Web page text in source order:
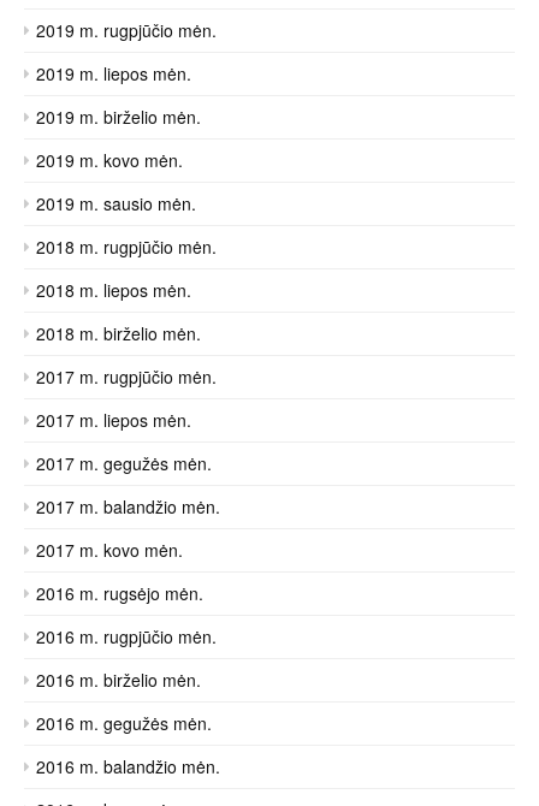
2019 m. rugpjūčio mėn.
2019 m. liepos mėn.
2019 m. birželio mėn.
2019 m. kovo mėn.
2019 m. sausio mėn.
2018 m. rugpjūčio mėn.
2018 m. liepos mėn.
2018 m. birželio mėn.
2017 m. rugpjūčio mėn.
2017 m. liepos mėn.
2017 m. gegužės mėn.
2017 m. balandžio mėn.
2017 m. kovo mėn.
2016 m. rugsėjo mėn.
2016 m. rugpjūčio mėn.
2016 m. birželio mėn.
2016 m. gegužės mėn.
2016 m. balandžio mėn.